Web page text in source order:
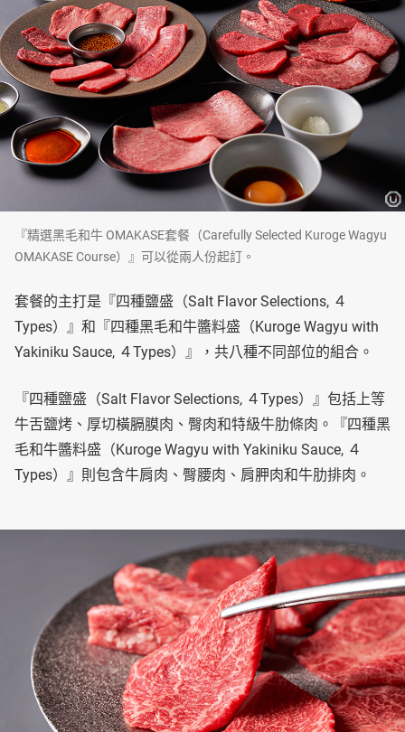
『精選黑毛和牛 OMAKASE套餐（Carefully Selected Kuroge Wagyu
OMAKASE Course）』可以從兩人份起訂。
套餐的主打是『四種鹽盛（Salt Flavor Selections, ４
Types）』和『四種黑毛和牛醬料盛（Kuroge Wagyu with
Yakiniku Sauce, ４Types）』，共八種不同部位的組合。
『四種鹽盛（Salt Flavor Selections, ４Types）』包括上等
牛舌鹽烤、厚切橫膈膜肉、臀肉和特級牛肋條肉。『四種黑
毛和牛醬料盛（Kuroge Wagyu with Yakiniku Sauce, ４
Types）』則包含牛肩肉、臀腰肉、肩胛肉和牛肋排肉。